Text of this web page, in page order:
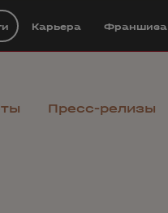
Карьера Франшиза
Пресс-релизы